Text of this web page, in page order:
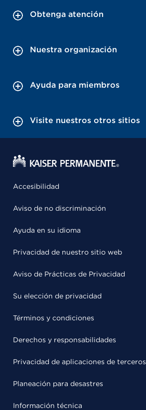
Obtenga atención
Nuestra organización
Ayuda para miembros
Visite nuestros otros sitios
Accesibilidad
Aviso de no discriminación
Ayuda en su idioma
Privacidad de nuestro sitio web
Aviso de Prácticas de Privacidad
Su elección de privacidad
Términos y condiciones
Derechos y responsabilidades
Privacidad de aplicaciones de terceros
Planeación para desastres
Información técnica